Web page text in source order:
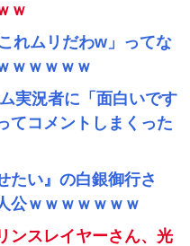
ｗ
れムリだわw」ってな
ｗｗｗｗｗ
実況者に「面白いです
てコメントしまくった
たい』の白銀御行さ
公ｗｗｗｗｗｗｗ
ンスレイヤーさん、光